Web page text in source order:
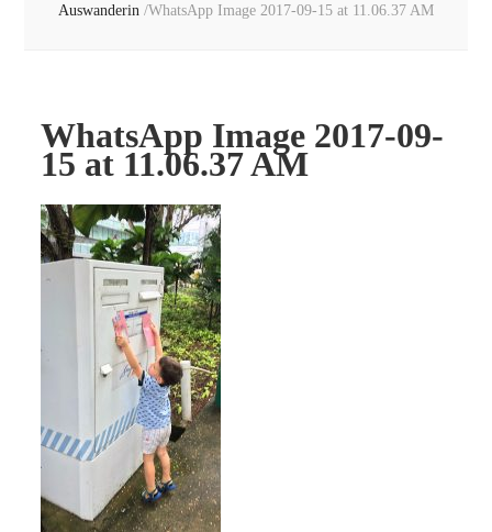
Auswanderin /WhatsApp Image 2017-09-15 at 11.06.37 AM
WhatsApp Image 2017-09-
15 at 11.06.37 AM